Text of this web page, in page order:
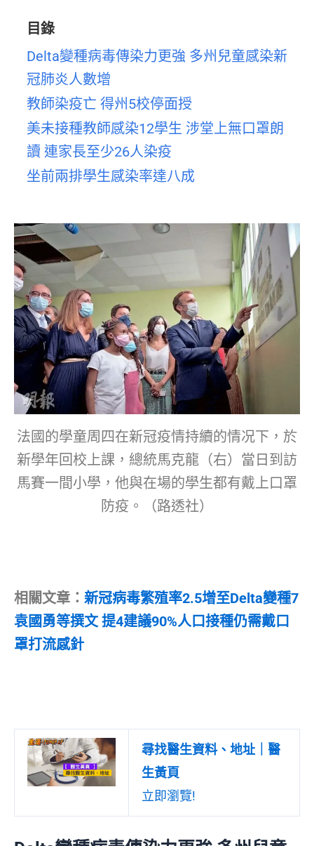
目錄
Delta變種病毒傳染力更強 多州兒童感染新
冠肺炎人數增
教師染疫亡 得州5校停面授
美未接種教師感染12學生 涉堂上無口罩朗
讀 連家長至少26人染疫
坐前兩排學生感染率達八成
法國的學童周四在新冠疫情持續的情况下，於
新學年回校上課，總統馬克龍（右）當日到訪
馬賽一間小學，他與在場的學生都有戴上口罩
防疫。（路透社）
相關文章： 新冠病毒繁殖率2.5增至Delta變種7
袁國勇等撰文 提4建議90%人口接種仍需戴口
罩打流感針
尋找醫生資料、地址｜醫
生黃頁
立即瀏覽!